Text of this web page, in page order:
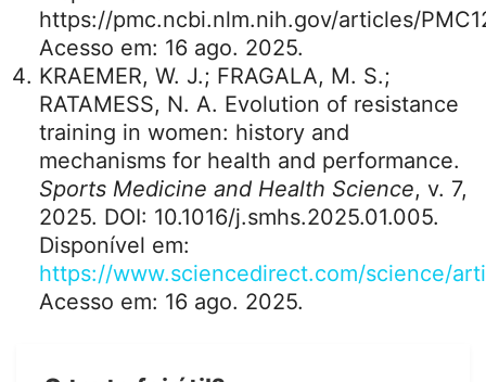
Fontes consultadas